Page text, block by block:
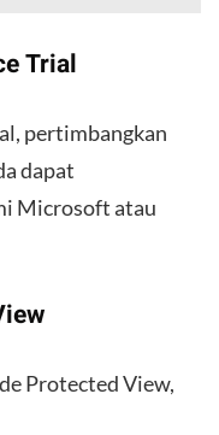
Trial
pertimbangkan
dapat
Microsoft atau
Protected View,